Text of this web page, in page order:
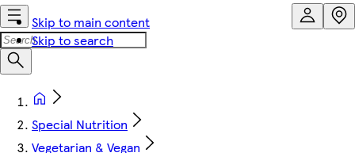
Skip to main content
Skip to search
Special Nutrition
Vegetarian & Vegan